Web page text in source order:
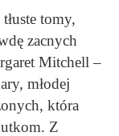
tomy,
zacnych
Mitchell –
młodej
która
Z